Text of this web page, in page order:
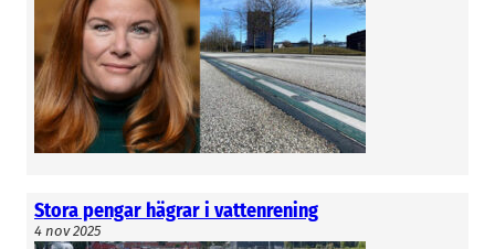
Stora pengar hägrar i vattenrening
4 nov 2025